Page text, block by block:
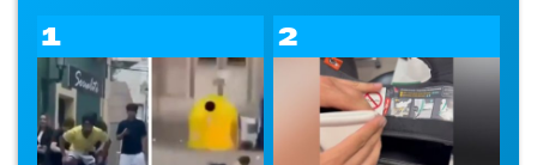
1 2